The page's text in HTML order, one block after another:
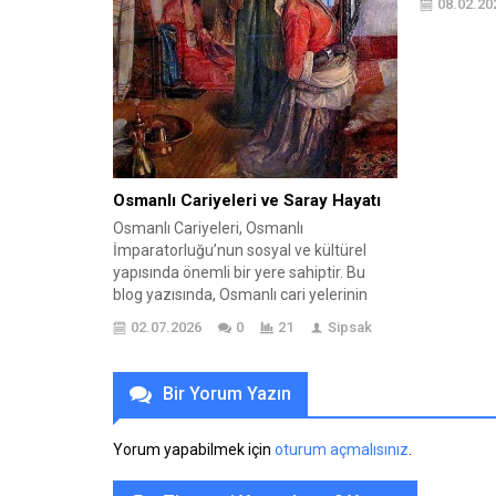
Osmanlı Cariyeleri ve Saray Hayatı
Osmanlı Cariyeleri, Osmanlı
İmparatorluğu’nun sosyal ve kültürel
yapısında önemli bir yere sahiptir. Bu
blog yazısında, Osmanlı cari yelerinin
hayatındaki rollerine, eğitim sistemlerine
Ayrıca, cari yelerin statüsü ve hakları da
ele alınmıştır. Osmanlı sarayında önemli
bir yer tutan bu kadınlar, sadece...
02.07.2026 0 21 Sipsak
reset
Bir Yorum Yazın
Yorum yapabilmek için oturum açmalısınız